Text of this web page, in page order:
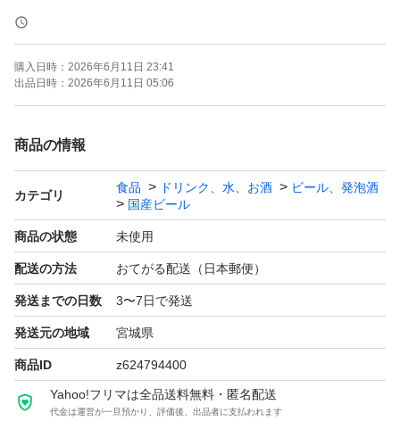
賞味期限
最短2026.11月〜
ご理解いただける方のみご購入をお願いいたします。
箱にそのまま縦に並べて、ゆうパックにて発送予定です。
なるべく動かないように緩衝材を使用いたしますが、配送
中の破損・紛失等につきましては責任を負いかねますの
で、あらかじめご了承ください。
即購入可能です◎
購入日時： 2026年6月11日 23:41
出品日時： 2026年6月11日 05:06
商品の情報
カテゴリ
食品 ドリンク、水、お酒
ビール、発泡酒
国産ビール
商品の状態 未使用
配送の方法 おてがる配送（日本郵便）
発送までの日数 3〜7日で発送
発送元の地域 宮城県
商品ID z624794400
Yahoo!フリマは全品送料無料・匿名配送
代金は運営が一旦預かり、評価後、出品者に支払われます